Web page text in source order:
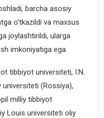
barcha asosiy
o'tkazildi va maxsus
joylashtirildi, ularga
imkoniyatiga ega.
tibbiyot universiteti, I.N.
universiteti (Rossiya),
milliy tibbiyot
Louis universiteti oliy